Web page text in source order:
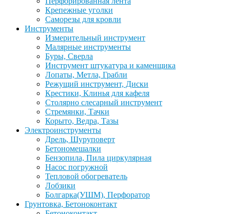
Крепежные уголки
Саморезы для кровли
Инструменты
Измерительный инструмент
Малярные инструменты
Буры, Сверла
Инструмент штукатура и каменщика
Лопаты, Метла, Грабли
Режущий инструмент, Диски
Крестики, Клинья для кафеля
Столярно слесарный инструмент
Стремянки, Тачки
Корыто, Ведра, Тазы
Электроинструменты
Дрель, Шуруповерт
Бетономешалки
Бензопила, Пила циркулярная
Насос погружной
Тепловой обогреватель
Лобзики
Болгарка(УШМ), Перфоратор
Грунтовка, Бетоноконтакт